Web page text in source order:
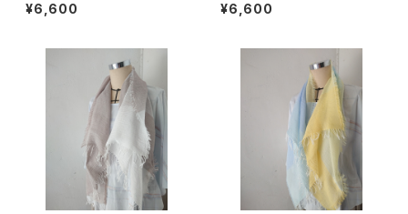
¥6,600 ¥6,600